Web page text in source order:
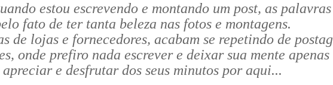
estou escrevendo e montando um post, as
fato de ter tanta beleza nas fotos e montagens.
de lojas e fornecedores, acabam se repetindo de
onde prefiro nada escrever e deixar sua mente apenas
apreciar e desfrutar dos seus minutos por aqui...